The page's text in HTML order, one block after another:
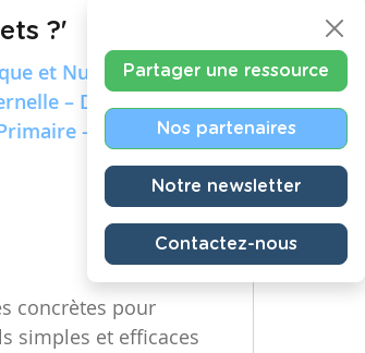
?'
et Numérique)
– Deuxième
– Deuxième
concrètes pour
simples et efficaces
Partager une ressource
Nos partenaires
Notre newsletter
Contactez-nous